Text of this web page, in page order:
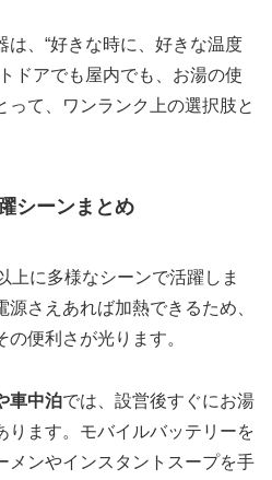
は、“好きな時に、好きな温度
ドアでも屋内でも、お湯の使
って、ワンランク上の選択肢と
シーンまとめ
上に多様なシーンで活躍しま
さえあれば加熱できるため、
便利さが光ります。
車中泊では、設営後すぐにお湯
ります。モバイルバッテリーを
メンやインスタントスープを手